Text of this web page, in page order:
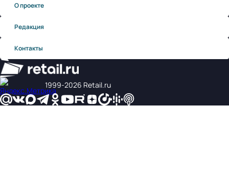
О проекте
Редакция
Контакты
1999‑2026 Retail.ru